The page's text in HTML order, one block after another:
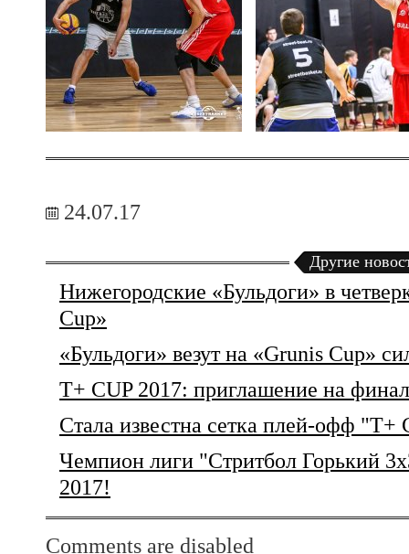
24.07.17
Другие
Нижегородские «Бульдоги» в
Cup»
«Бульдоги» везут на «Grunis Cup»
T+ CUP 2017: приглашение на
Стала известна сетка плей-офф "Т+
Чемпион лиги "Стритбол Горький
2017!
Comments are disabled